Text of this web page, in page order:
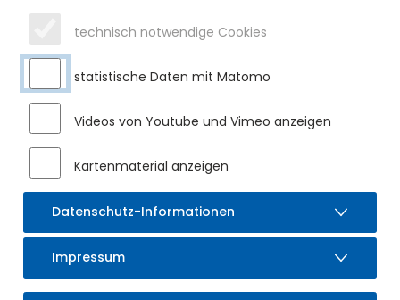
technisch notwendige Cookies
statistische Daten mit Matomo
Videos von Youtube und Vimeo anzeigen
Kartenmaterial anzeigen
Datenschutz-Informationen
Impressum